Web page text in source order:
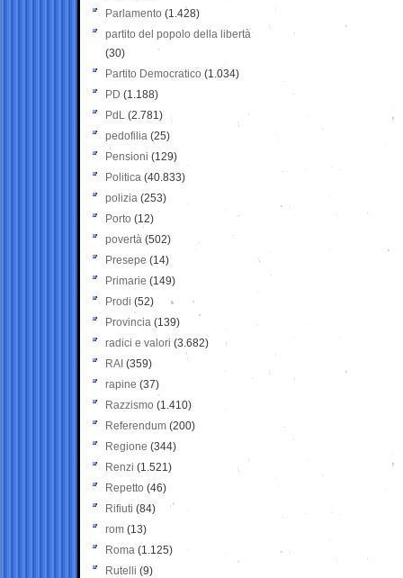
Parlamento (1.428)
partito del popolo della libertà
(30)
Partito Democratico (1.034)
PD (1.188)
PdL (2.781)
pedofilia (25)
Pensioni (129)
Politica (40.833)
polizia (253)
Porto (12)
povertà (502)
Presepe (14)
Primarie (149)
Prodi (52)
Provincia (139)
radici e valori (3.682)
RAI (359)
rapine (37)
Razzismo (1.410)
Referendum (200)
Regione (344)
Renzi (1.521)
Repetto (46)
Rifiuti (84)
rom (13)
Roma (1.125)
Rutelli (9)